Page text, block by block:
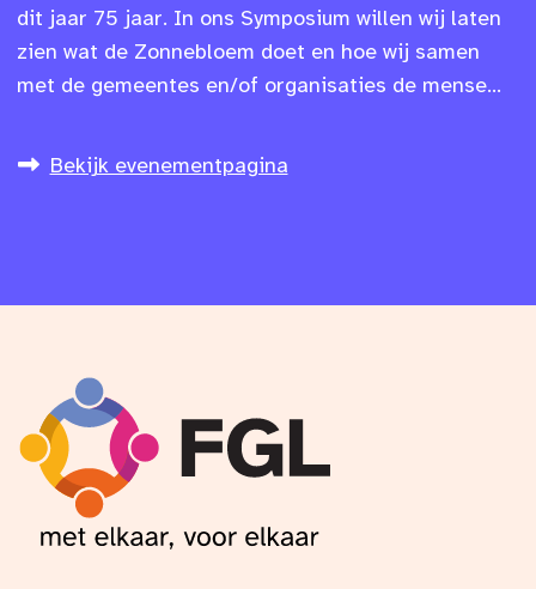
dit jaar 75 jaar. In ons Symposium willen wij laten
zien wat de Zonnebloem doet en hoe wij samen
met de gemeentes en/of organisaties de mense...
Bekijk evenementpagina